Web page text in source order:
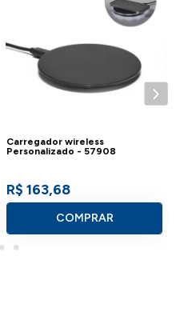
Carregador wireless
Personalizado - 57908
R$ 163,68
COMPRAR